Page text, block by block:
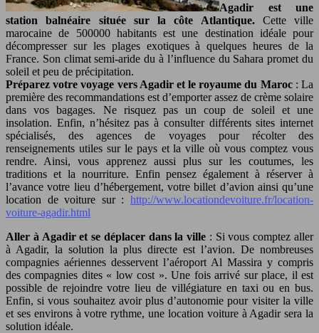
Agadir est une
station balnéaire située sur la côte Atlantique. Cette ville
marocaine de 500000 habitants est une destination idéale pour
décompresser sur les plages exotiques à quelques heures de la
France. Son climat semi-aride du à l’influence du Sahara promet du
soleil et peu de précipitation.
Préparez votre voyage vers Agadir et le royaume du Maroc: La
première des recommandations est d’emporter assez de crème solaire
dans vos bagages. Ne risquez pas un coup de soleil et une
insolation. Enfin, n’hésitez pas à consulter différents sites internet
spécialisés, des agences de voyages pour récolter des
renseignements utiles sur le pays et la ville où vous comptez vous
rendre. Ainsi, vous apprenez aussi plus sur les coutumes, les
traditions et la nourriture. Enfin pensez également à réserver à
l’avance votre lieu d’hébergement, votre billet d’avion ainsi qu’une
location de voiture sur : http://www.locationdevoiture.fr/location-
voiture-agadir.html
Aller à Agadir et se déplacer dans la ville : Si vous comptez aller
à Agadir, la solution la plus directe est l’avion. De nombreuses
compagnies aériennes desservent l’aéroport Al Massira y compris
des compagnies dites « low cost ». Une fois arrivé sur place, il est
possible de rejoindre votre lieu de villégiature en taxi ou en bus.
Enfin, si vous souhaitez avoir plus d’autonomie pour visiter la ville
et ses environs à votre rythme, une location voiture à Agadir sera la
solution idéale.